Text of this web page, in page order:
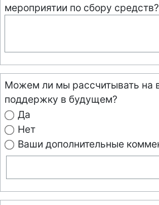
мероприятии по сбору средств?
Можем ли мы рассчитывать на
поддержку в будущем?
Да
Нет
Ваши дополнительные